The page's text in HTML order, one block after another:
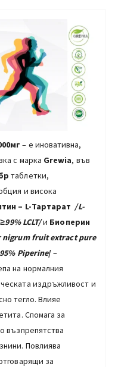
– е иновативна,
с марка Grewia, във
таблетки,
и висока
– L-Тартарат /L-
LCLT/и Биоперин
nigrum fruit extract pure
Piperine/–
на нормалния
издръжливост и
тегло. Влияе
Спомага за
възпрепятства
Повлиява
за